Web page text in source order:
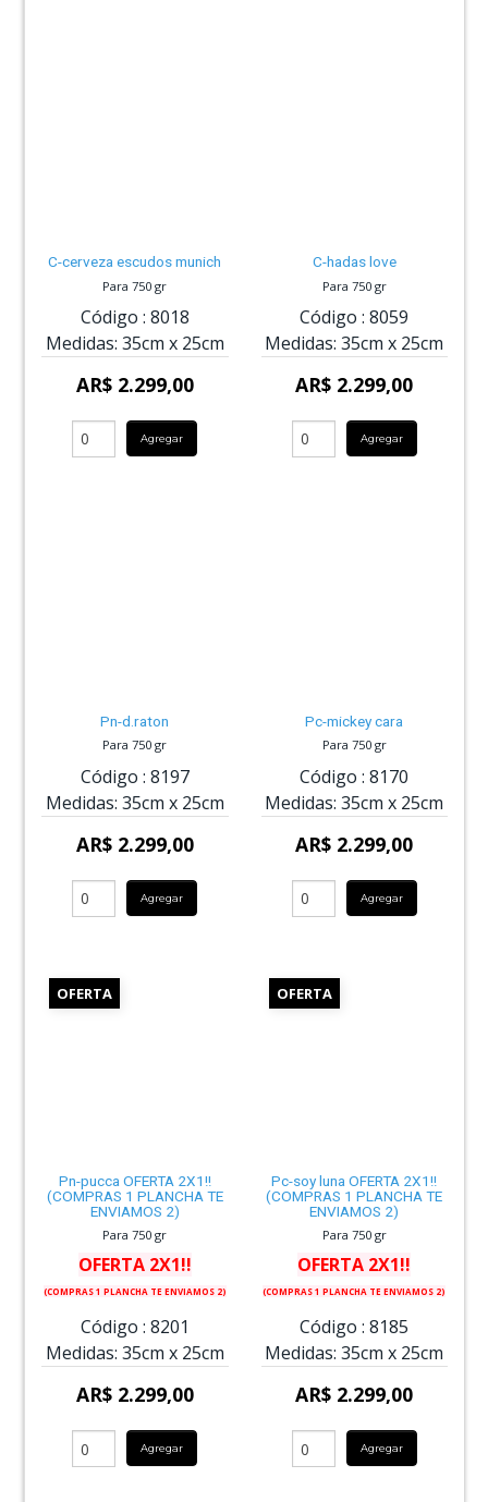
C-cerveza escudos munich
Para 750 gr
Código : 8018
Medidas: 35cm x 25cm
AR$ 2.299,00
Agregar
C-hadas love
Para 750 gr
Código : 8059
Medidas: 35cm x 25cm
AR$ 2.299,00
Agregar
Pn-d.raton
Para 750 gr
Código : 8197
Medidas: 35cm x 25cm
AR$ 2.299,00
Agregar
Pc-mickey cara
Para 750 gr
Código : 8170
Medidas: 35cm x 25cm
AR$ 2.299,00
Agregar
OFERTA
Pn-pucca OFERTA 2X1!!
(COMPRAS 1 PLANCHA TE
ENVIAMOS 2)
Para 750 gr
OFERTA 2X1!!
(COMPRAS 1 PLANCHA TE ENVIAMOS 2)
Código : 8201
Medidas: 35cm x 25cm
AR$ 2.299,00
Agregar
OFERTA
Pc-soy luna OFERTA 2X1!!
(COMPRAS 1 PLANCHA TE
ENVIAMOS 2)
Para 750 gr
OFERTA 2X1!!
(COMPRAS 1 PLANCHA TE ENVIAMOS 2)
Código : 8185
Medidas: 35cm x 25cm
AR$ 2.299,00
Agregar